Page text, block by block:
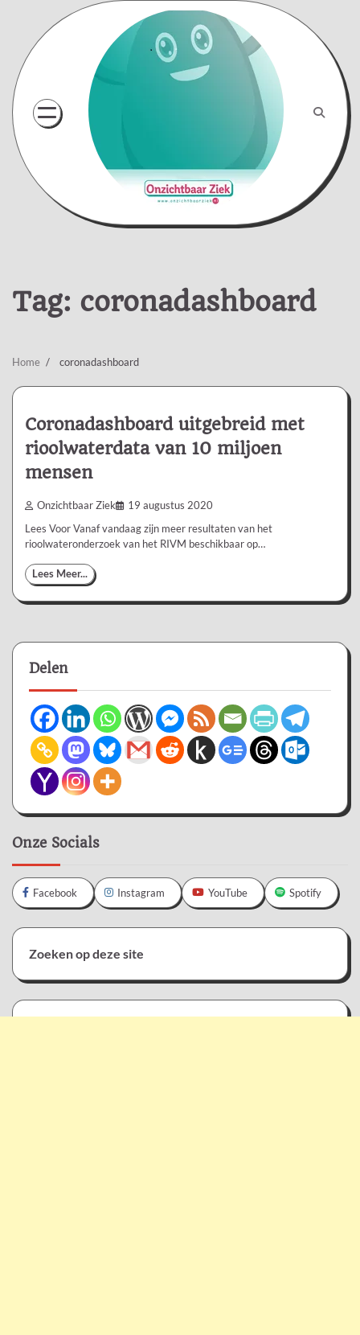
content
Tag: coronadashboard
Home coronadashboard
Coronadashboard uitgebreid met
rioolwaterdata van 10 miljoen
mensen
Onzichtbaar Ziek 19 augustus 2020
Lees Voor Vanaf vandaag zijn meer resultaten van het
rioolwateronderzoek van het RIVM beschikbaar op…
Lees Meer...
Delen
Onze Socials
Facebook Instagram YouTube Spotify
Zoeken op deze site